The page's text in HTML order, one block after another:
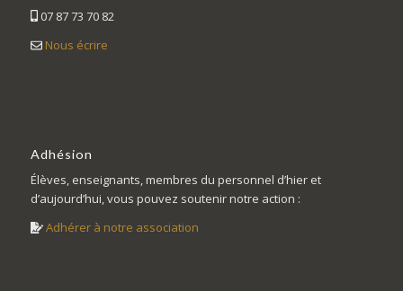
07 87 73 70 82
Nous écrire
Adhésion
Élèves, enseignants, membres du personnel d’hier et
d’aujourd’hui, vous pouvez soutenir notre action :
Adhérer à notre association